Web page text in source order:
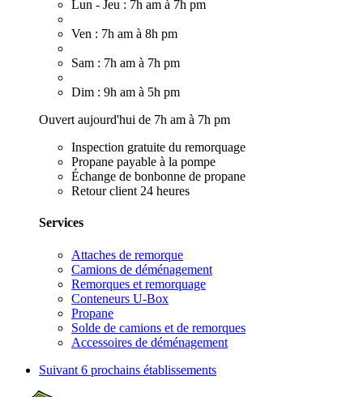
Lun - Jeu : 7h am à 7h pm
Ven : 7h am à 8h pm
Sam : 7h am à 7h pm
Dim : 9h am à 5h pm
Ouvert aujourd'hui de 7h am à 7h pm
Inspection gratuite du remorquage
Propane payable à la pompe
Échange de bonbonne de propane
Retour client 24 heures
Services
Attaches de remorque
Camions de déménagement
Remorques et remorquage
Conteneurs U-Box
Propane
Solde de camions et de remorques
Accessoires de déménagement
Suivant 6 prochains établissements